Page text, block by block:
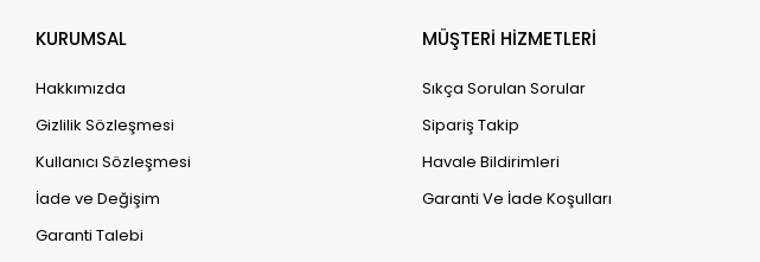
KURUMSAL
Hakkımızda
Gizlilik Sözleşmesi
Kullanıcı Sözleşmesi
İade ve Değişim
Garanti Talebi
MÜŞTERİ HİZMETLERİ
Sıkça Sorulan Sorular
Sipariş Takip
Havale Bildirimleri
Garanti Ve İade Koşulları